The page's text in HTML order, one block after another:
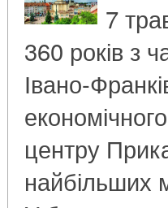
7
360 років з
Івано-
центру
найбільших